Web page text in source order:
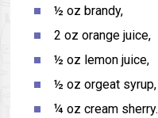
½ oz brandy,
2 oz orange juice,
½ oz lemon juice,
½ oz orgeat syrup,
¼ oz cream sherry.